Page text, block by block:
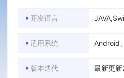
开发语言
适用系统 Android
版本迭代 最新更